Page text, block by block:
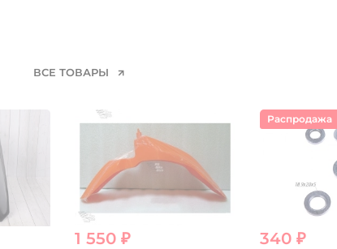
ВСЕ ТОВАРЫ
1 550 ₽
Распродажа
340 ₽